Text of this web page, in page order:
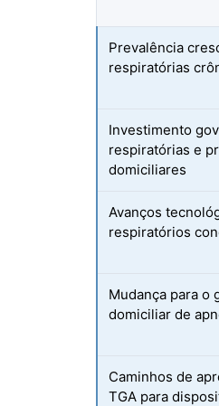
Prevalência
respiratórias
Investimento
respiratórias e
domiciliares
Avanços
respiratórios
Mudança para o
domiciliar de
Caminhos de
TGA para